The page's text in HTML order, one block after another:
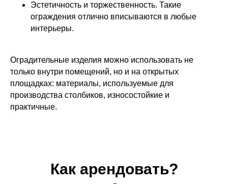
Эстетичность и торжественность. Такие
ограждения отлично вписываются в любые
интерьеры.
Оградительные изделия можно использовать не
только внутри помещений, но и на открытых
площадках: материалы, используемые для
производства столбиков, износостойкие и
практичные.
Как арендовать?